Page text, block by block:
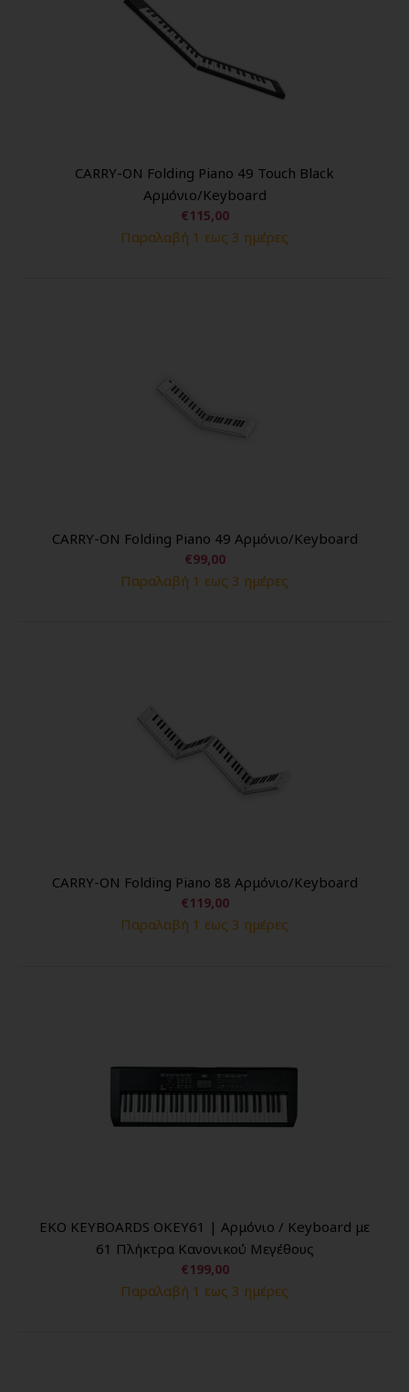
CARRY-ON Folding Piano 49 Touch Black
Αρμόνιο/Keyboard
€115,00
Παραλαβή 1 εως 3 ημέρες
CARRY-ON Folding Piano 49 Αρμόνιο/Keyboard
€99,00
Παραλαβή 1 εως 3 ημέρες
CARRY-ON Folding Piano 88 Αρμόνιο/Keyboard
€119,00
Παραλαβή 1 εως 3 ημέρες
EKO KEYBOARDS OKEY61 | Αρμόνιο / Keyboard με
61 Πλήκτρα Κανονικού Μεγέθους
€199,00
Παραλαβή 1 εως 3 ημέρες